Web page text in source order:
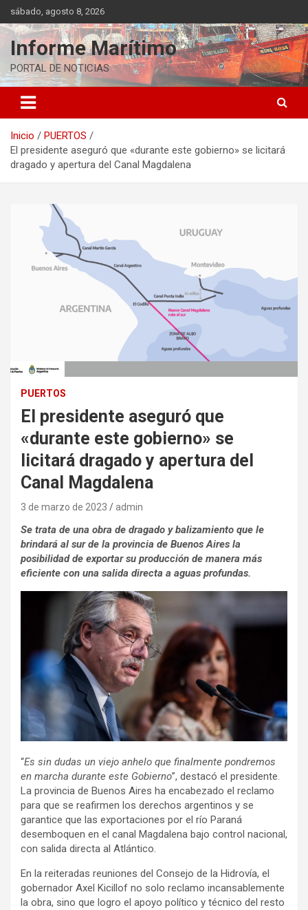
Saltar
al
contenido
sábado, agosto 8, 2026
Informe Marítimo
PORTAL DE NOTICIAS
Inicio
PUERTOS
El presidente aseguró que «durante este gobierno» se licitará
dragado y apertura del Canal Magdalena
PUERTOS
El presidente aseguró que
«durante este gobierno» se
licitará dragado y apertura del
Canal Magdalena
3 de marzo de 2023 admin
Se trata de una obra de dragado y balizamiento que le
brindará al sur de la provincia de Buenos Aires la
posibilidad de exportar su producción de manera más
eficiente con una salida directa a aguas profundas.
“Es sin dudas un viejo anhelo que finalmente pondremos
en marcha durante este Gobierno”, destacó el presidente.
La provincia de Buenos Aires ha encabezado el reclamo
para que se reafirmen los derechos argentinos y se
garantice que las exportaciones por el río Paraná
desemboquen en el canal Magdalena bajo control nacional,
con salida directa al Atlántico.
En la reiteradas reuniones del Consejo de la Hidrovía, el
gobernador Axel Kicillof no solo reclamo incansablemente
la obra, sino que logro el apoyo político y técnico del resto